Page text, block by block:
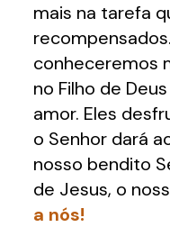
mais na tarefa
conheceremos
no Filho de
amor. Eles
o Senhor dará
nosso bendito
de Jesus, o
a nós!